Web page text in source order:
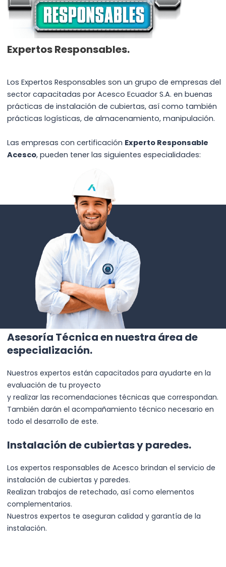
Expertos Responsables.
Los Expertos Responsables son un grupo de empresas del
sector capacitadas por Acesco Ecuador S.A. en buenas
prácticas de instalación de cubiertas, así como también
prácticas logísticas, de almacenamiento, manipulación.
Las empresas con certificación Experto Responsable
Acesco, pueden tener las siguientes especialidades:
Asesoría Técnica en nuestra área de
especialización.
Nuestros expertos están capacitados para ayudarte en la
evaluación de tu proyecto
y realizar las recomendaciones técnicas que correspondan.
También darán el acompañamiento técnico necesario en
todo el desarrollo de este.
Instalación de cubiertas y paredes.
Los expertos responsables de Acesco brindan el servicio de
instalación de cubiertas y paredes.
Realizan trabajos de retechado, así como elementos
complementarios.
Nuestros expertos te aseguran calidad y garantía de la
instalación.